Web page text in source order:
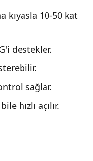
kıyasla 10-50 kat
destekler.
sağlar.
hızlı açılır.